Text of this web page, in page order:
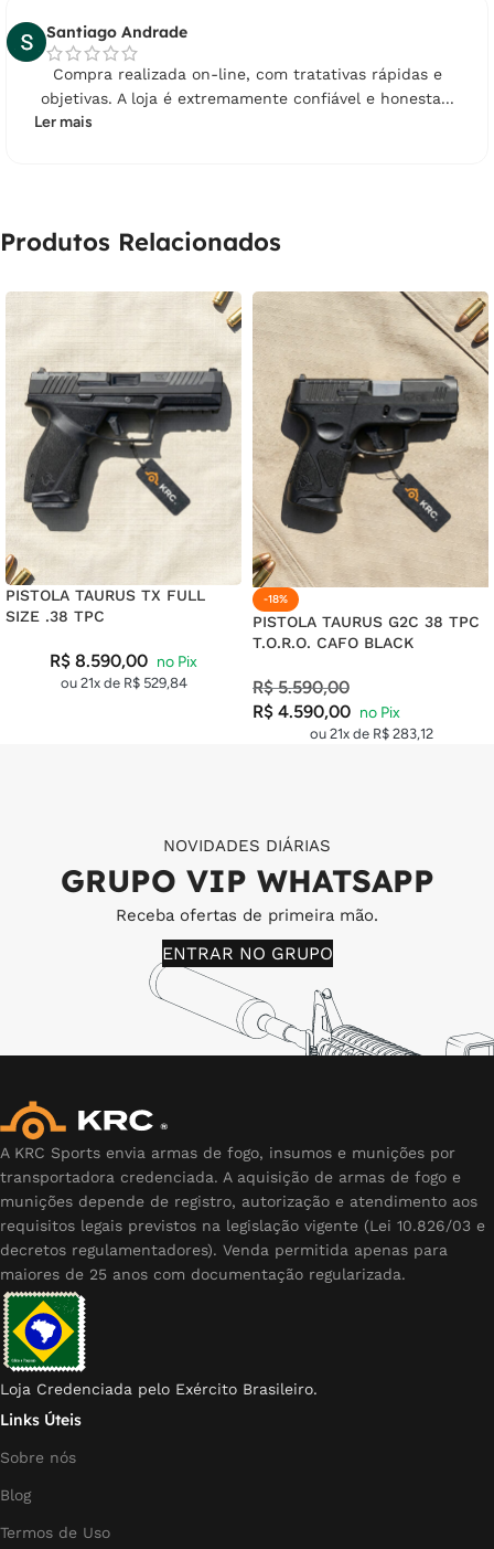
Santiago Andrade
Compra realizada on-line, com tratativas rápidas e
objetivas. A loja é extremamente confiável e honesta...
Ler mais
Produtos Relacionados
PISTOLA TAURUS TX FULL
SIZE .38 TPC
R$ 8.590,00
ou 21x de R$ 529,84
-18%
PISTOLA TAURUS G2C 38 TPC
T.O.R.O. CAFO BLACK
R$5.590,00
R$ 4.590,00
ou 21x de R$283,12
NOVIDADES DIÁRIAS
GRUPO VIP WHATSAPP
Receba ofertas de primeira mão.
ENTRAR NO GRUPO
A KRC Sports envia armas de fogo, insumos e munições por
transportadora credenciada. A aquisição de armas de fogo e
munições depende de registro, autorização e atendimento aos
requisitos legais previstos na legislação vigente (Lei 10.826/03 e
decretos regulamentadores). Venda permitida apenas para
maiores de 25 anos com documentação regularizada.
Loja Credenciada pelo Exército Brasileiro.
Links Úteis
Sobre nós
Blog
Termos de Uso